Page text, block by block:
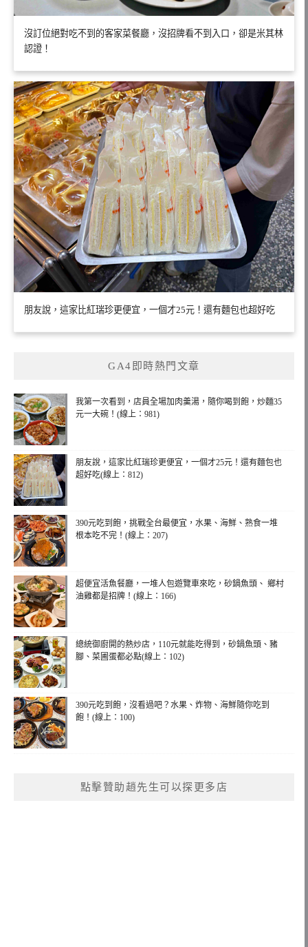
沒訂位絕對吃不到的客家菜餐廳，沒招牌看不到入口，卻是米其林
認證！
朋友說，這家比紅瑞珍更便宜，一個才25元！還有麵包也超好吃
GA4即時熱門文章
我第一次看到，店員全場加肉羹湯，隨你喝到飽，炒麵35
元一大碗！(線上：981)
朋友說，這家比紅瑞珍更便宜，一個才25元！還有麵包也
超好吃(線上：812)
390元吃到飽，挑戰全台最便宜，水果、海鮮、熟食一堆
根本吃不完！(線上：207)
超便宜活魚餐廳，一堆人包遊覽車來吃，砂鍋魚頭、 鄉村
油雞都是招牌！(線上：166)
總統御廚開的熱炒店，110元就能吃得到，砂鍋魚頭、豬
腳、菜圃蛋都必點(線上：102)
390元吃到飽，沒看過吧？水果、炸物、海鮮隨你吃到
飽！(線上：100)
點擊贊助趙先生可以探更多店